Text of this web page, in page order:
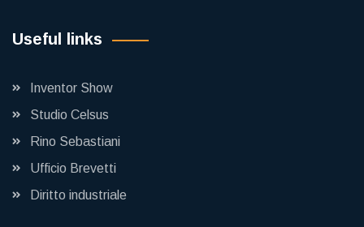
Useful links
Inventor Show
Studio Celsus
Rino Sebastiani
Ufficio Brevetti
Diritto industriale